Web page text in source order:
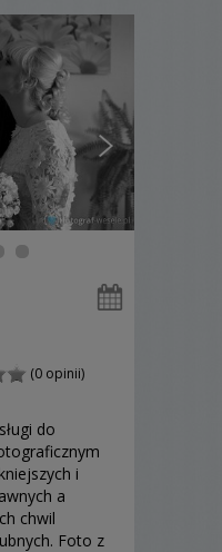
(0 opinii)
do
i
a
chwil
Foto z